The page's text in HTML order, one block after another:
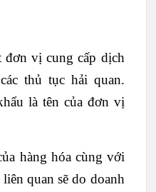
đơn vị cung cấp dịch
thủ tục hải quan.
là tên của đơn vị
hàng hóa cùng với
quan sẽ do doanh